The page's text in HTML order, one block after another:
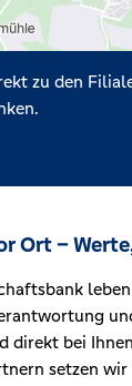
zu den
Ort –
direkt bei
setzen